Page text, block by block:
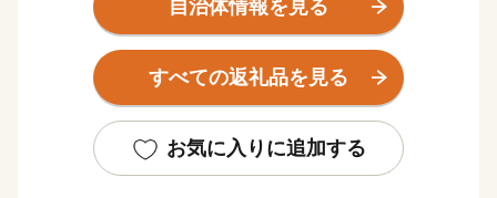
で有名な「人吉市」と隣接しており、村の中央には、日
本三大急流の一つである「球磨川」最大の支流で、八代
郡泉村を源流とする「川辺川」が北から南へ貫流し、村
る典型的な農業地帯となっています。産業は、農林業が
主体で、特産物は、米・茶・葉タバコ・メロン。特にお
自治体情報を見る
すべての返礼品を見る
お気に入りに追加する